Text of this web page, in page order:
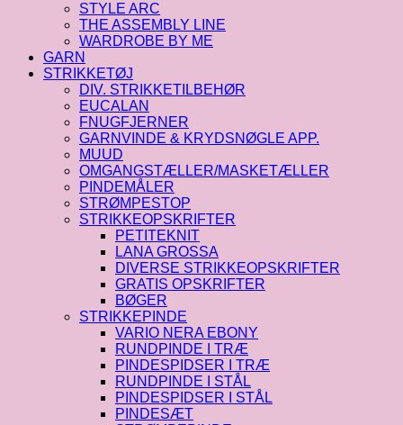
STYLE ARC
THE ASSEMBLY LINE
WARDROBE BY ME
GARN
STRIKKETØJ
DIV. STRIKKETILBEHØR
EUCALAN
FNUGFJERNER
GARNVINDE & KRYDSNØGLE APP.
MUUD
OMGANGSTÆLLER/MASKETÆLLER
PINDEMÅLER
STRØMPESTOP
STRIKKEOPSKRIFTER
PETITEKNIT
LANA GROSSA
DIVERSE STRIKKEOPSKRIFTER
GRATIS OPSKRIFTER
BØGER
STRIKKEPINDE
VARIO NERA EBONY
RUNDPINDE I TRÆ
PINDESPIDSER I TRÆ
RUNDPINDE I STÅL
PINDESPIDSER I STÅL
PINDESÆT